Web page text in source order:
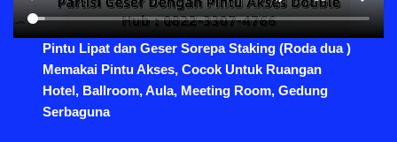
Pintu Lipat dan Geser Sorepa Staking (Roda dua )
Memakai Pintu Akses, Cocok Untuk Ruangan
Hotel, Ballroom, Aula, Meeting Room, Gedung
Serbaguna